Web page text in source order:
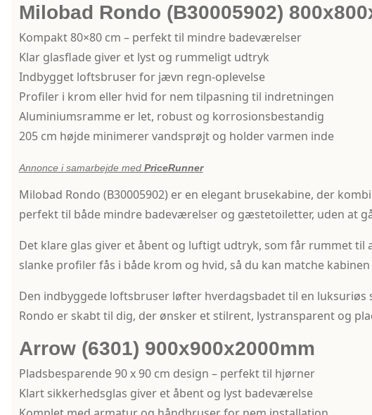
Milobad Rondo (B30005902)
Kompakt 80×80 cm – perfekt til mindre badeværelser
Klar glasflade giver et lyst og rummeligt udtryk
Indbygget loftsbruser for jævn regn-oplevelse
Profiler i krom eller hvid for nem tilpasning til indretningen
Aluminiumsramme er let, robust og korrosionsbestandig
205 cm højde minimerer vandsprøjt og holder varmen inde
Annonce i samarbejde med PriceRunner
Milobad Rondo (B30005902) er en elegant brusekabine, der
perfekt til både mindre badeværelser og gæstetoiletter, uden at
Det klare glas giver et åbent og luftigt udtryk, som får rummet til
slanke profiler fås i både krom og hvid, så du kan matche
Den indbyggede loftsbruser løfter hverdagsbadet til en
Rondo er skabt til dig, der ønsker et stilrent, lystransparent og
Arrow (6301) 900x900x2000mm
Pladsbesparende 90 x 90 cm design – perfekt til hjørner
Klart sikkerhedsglas giver et åbent og lyst badeværelse